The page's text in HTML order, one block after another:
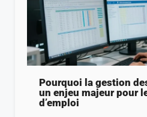
Pourquoi la gestion
un enjeu majeur pour
d’emploi